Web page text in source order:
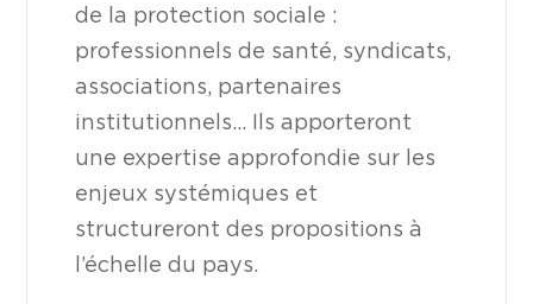
de la protection sociale :
professionnels de santé, syndicats,
associations, partenaires
institutionnels... Ils apporteront
une expertise approfondie sur les
enjeux systémiques et
structureront des propositions à
l’échelle du pays.